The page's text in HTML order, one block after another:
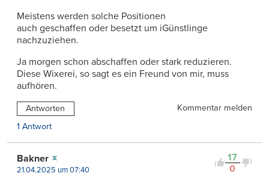
Meistens werden solche Positionen
auch geschaffen oder besetzt um iGünstlinge
nachzuziehen.
Ja morgen schon abschaffen oder stark reduzieren.
Diese Wixerei, so sagt es ein Freund von mir, muss
aufhören.
Antworten
Kommentar melden
1 Antwort
17
0
Bakner
21.04.2025 um 07:40